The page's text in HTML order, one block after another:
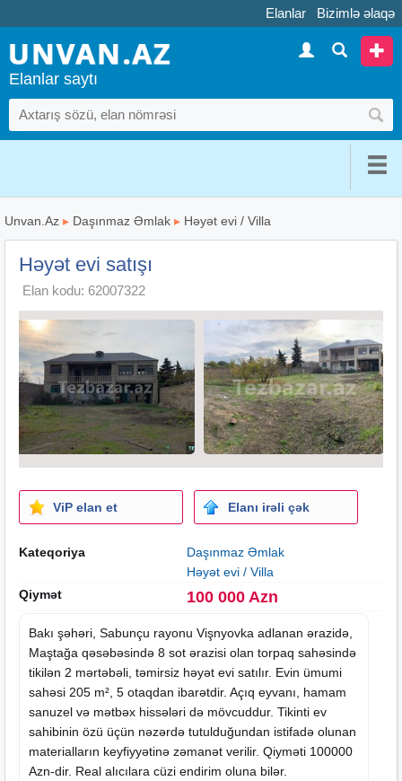
Elanlar Bizimlə əlaqə
Elanlar saytı
Unvan.Az ▸ Daşınmaz Əmlak ▸ Həyət evi / Villa
Həyət evi satışı
Elan kodu: 62007322
ViP elan et Elanı irəli çək
Kateqoriya
Daşınmaz Əmlak
Həyət evi / Villa
Qiymət
100 000 Azn
Bakı şəhəri, Sabunçu rayonu Vişnyovka adlanan ərazidə,
Maştağa qəsəbəsində 8 sot ərazisi olan torpaq sahəsində
tikilən 2 mərtəbəli, təmirsiz həyət evi satılır. Evin ümumi
sahəsi 205 m², 5 otaqdan ibarətdir. Açıq eyvanı, hamam
sanuzel və mətbəx hissələri də mövcuddur. Tikinti ev
sahibinin özü üçün nəzərdə tutulduğundan istifadə olunan
materialların keyfiyyətinə zəmanət verilir. Qiyməti 100000
Azn-dir. Real alıcılara cüzi endirim oluna bilər.